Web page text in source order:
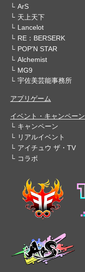
ArS
天上天下
Lancelot
RE：BERSERK
POP'N STAR
Alchemist
MG9
宇佐美芸能事務所
アプリゲーム
イベント・キャンペーン
キャンペーン
リアルイベント
アイチュウ ザ・TV
コラボ